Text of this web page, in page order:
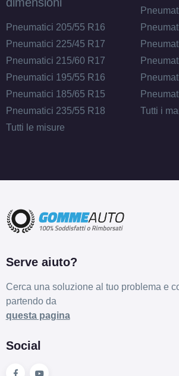
Pneumatici 205/55 R16
Pneumatici 225/45 R17
Pneumatici 215/60 R17
Pneumatici 195/55 R16
Pneumatici 185/65 R15
Pneumatici 235/55 R18
Tutti le misure
Tutti i
Serve aiuto?
Cerca una soluzione al tuo problema e
partendo da
questa pagina
Social